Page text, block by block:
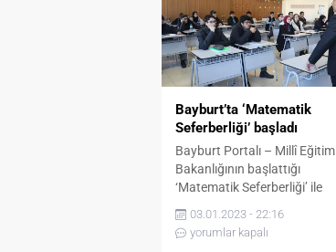
Bayburt’ta ‘Matematik
Seferberliği’ başladı
Bayburt Portalı – Millî Eğitim
Bakanlığının başlattığı
‘Matematik Seferberliği’ ile
Bayburt’ta İl Millî Eğitim
Müdürlüğü ve Bayburt
Üniversitesi arasındaki ortak
03.01.2023 - 22:16
yorumlar kapalı